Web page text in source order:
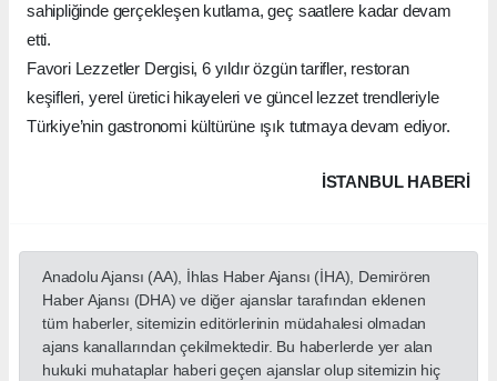
sahipliğinde gerçekleşen kutlama, geç saatlere kadar devam
etti.
Favori Lezzetler Dergisi, 6 yıldır özgün tarifler, restoran
keşifleri, yerel üretici hikayeleri ve güncel lezzet trendleriyle
Türkiye’nin gastronomi kültürüne ışık tutmaya devam ediyor.
İSTANBUL HABERİ
Anadolu Ajansı (AA), İhlas Haber Ajansı (İHA), Demirören
Haber Ajansı (DHA) ve diğer ajanslar tarafından eklenen
tüm haberler, sitemizin editörlerinin müdahalesi olmadan
ajans kanallarından çekilmektedir. Bu haberlerde yer alan
hukuki muhataplar haberi geçen ajanslar olup sitemizin hiç